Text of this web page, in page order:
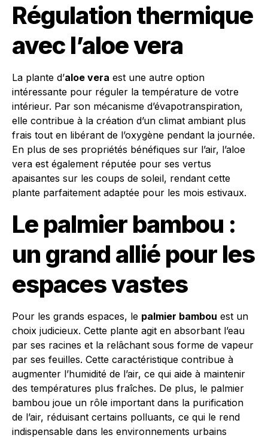
Régulation thermique
avec l’aloe vera
La plante d’aloe vera est une autre option
intéressante pour réguler la température de votre
intérieur. Par son mécanisme d’évapotranspiration,
elle contribue à la création d’un climat ambiant plus
frais tout en libérant de l’oxygène pendant la journée.
En plus de ses propriétés bénéfiques sur l’air, l’aloe
vera est également réputée pour ses vertus
apaisantes sur les coups de soleil, rendant cette
plante parfaitement adaptée pour les mois estivaux.
Le palmier bambou :
un grand allié pour les
espaces vastes
Pour les grands espaces, le palmier bambou est un
choix judicieux. Cette plante agit en absorbant l’eau
par ses racines et la relâchant sous forme de vapeur
par ses feuilles. Cette caractéristique contribue à
augmenter l’humidité de l’air, ce qui aide à maintenir
des températures plus fraîches. De plus, le palmier
bambou joue un rôle important dans la purification
de l’air, réduisant certains polluants, ce qui le rend
indispensable dans les environnements urbains